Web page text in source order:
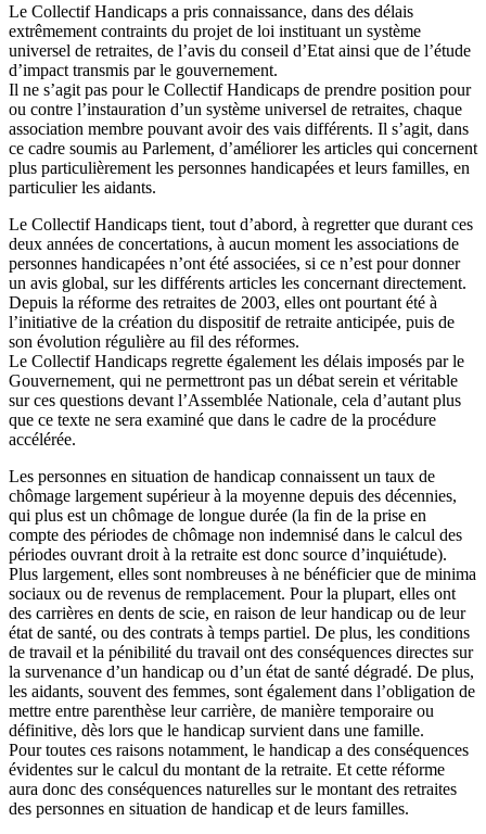
Le Collectif Handicaps a pris connaissance, dans des délais
extrêmement contraints du projet de loi instituant un système
universel de retraites, de l’avis du conseil d’Etat ainsi que de l’étude
d’impact transmis par le gouvernement.
Il ne s’agit pas pour le Collectif Handicaps de prendre position pour
ou contre l’instauration d’un système universel de retraites, chaque
association membre pouvant avoir des vais différents. Il s’agit, dans
ce cadre soumis au Parlement, d’améliorer les articles qui concernent
plus particulièrement les personnes handicapées et leurs familles, en
particulier les aidants.
Le Collectif Handicaps tient, tout d’abord, à regretter que durant ces
deux années de concertations, à aucun moment les associations de
personnes handicapées n’ont été associées, si ce n’est pour donner
un avis global, sur les différents articles les concernant directement.
Depuis la réforme des retraites de 2003, elles ont pourtant été à
l’initiative de la création du dispositif de retraite anticipée, puis de
son évolution régulière au fil des réformes.
Le Collectif Handicaps regrette également les délais imposés par le
Gouvernement, qui ne permettront pas un débat serein et véritable
sur ces questions devant l’Assemblée Nationale, cela d’autant plus
que ce texte ne sera examiné que dans le cadre de la procédure
accélérée.
Les personnes en situation de handicap connaissent un taux de
chômage largement supérieur à la moyenne depuis des décennies,
qui plus est un chômage de longue durée (la fin de la prise en
compte des périodes de chômage non indemnisé dans le calcul des
périodes ouvrant droit à la retraite est donc source d’inquiétude).
Plus largement, elles sont nombreuses à ne bénéficier que de minima
sociaux ou de revenus de remplacement. Pour la plupart, elles ont
des carrières en dents de scie, en raison de leur handicap ou de leur
état de santé, ou des contrats à temps partiel. De plus, les conditions
de travail et la pénibilité du travail ont des conséquences directes sur
la survenance d’un handicap ou d’un état de santé dégradé. De plus,
les aidants, souvent des femmes, sont également dans l’obligation de
mettre entre parenthèse leur carrière, de manière temporaire ou
définitive, dès lors que le handicap survient dans une famille.
Pour toutes ces raisons notamment, le handicap a des conséquences
évidentes sur le calcul du montant de la retraite. Et cette réforme
aura donc des conséquences naturelles sur le montant des retraites
des personnes en situation de handicap et de leurs familles.